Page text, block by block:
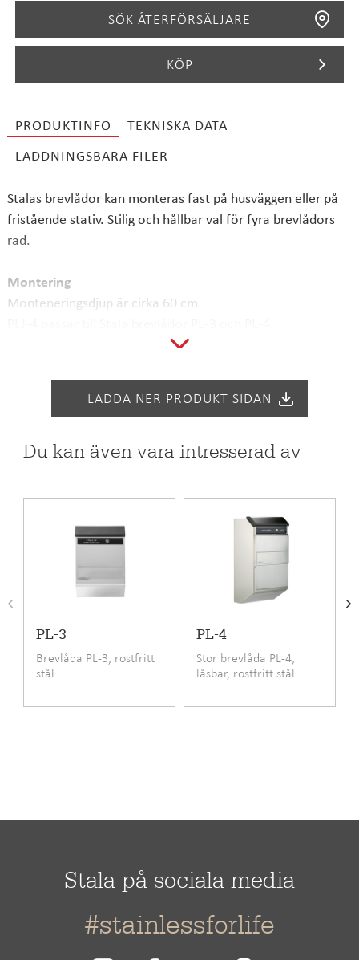
SÖK ÅTERFÖRSÄLJARE
SÖK
KÖP
PRODUKTINFO
TEKNISKA DATA
LADDNINGSBARA FILER
Stalas brevlådor kan monteras fast på husväggen eller på
fristående stativ. Stilig och hållbar val för fyra brevlådors
rad.
Montering
Monteneringsdjup är cirka 60 cm.
Pris inkl. moms
2982 SEK
Garanti (månad)
24
1469 mm
LADDA NER PRODUKT SIDAN
Du kan även vara intresserad av
PL-3
Brevlåda PL-3, rostfritt
stål
PL-4
Stor brevlåda PL-4,
låsbar, rostfritt stål
Stala på sociala media
#stainlessforlife